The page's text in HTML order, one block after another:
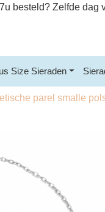
besteld? Zelfde dag
Size Sieraden
parel smalle